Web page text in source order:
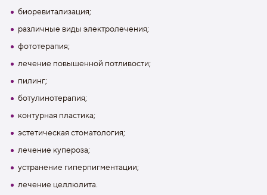
биоревитализация;
различные виды электролечения;
фототерапия;
лечение повышенной потливости;
пилинг;
ботулинотерапия;
контурная пластика;
эстетическая стоматология;
лечение купероза;
устранение гиперпигментации;
лечение целлюлита.